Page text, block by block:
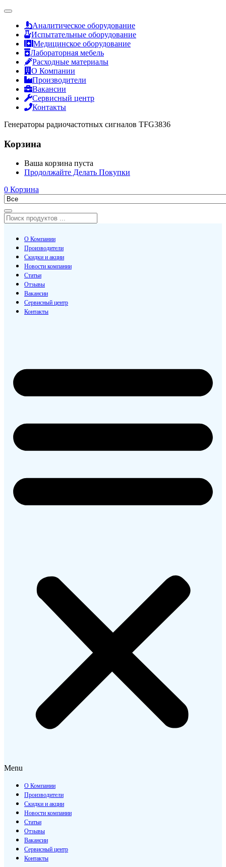
Аналитическое оборудование
Испытательные оборудование
Медицинское оборудование
Лабораторная мебель
Расходные материалы
О Компании
Производители
Вакансии
Сервисный центр
Контакты
Генераторы радиочастотных сигналов TFG3836
Корзина
Ваша корзина пуста
Продолжайте Делать Покупки
0 Корзина
О Компании
Производители
Скидки и акции
Новости компании
Статьи
Отзывы
Вакансии
Сервисный центр
Контакты
Menu
О Компании
Производители
Скидки и акции
Новости компании
Статьи
Отзывы
Вакансии
Сервисный центр
Контакты